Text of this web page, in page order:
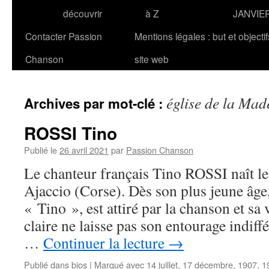
découvrir
à Z
Contacter Passion
Chanson
Mentions légales : but et
site web
Archives par mot-clé : église de la
ROSSI Tino
Publié le26 avril 2021 par Passion Chanson
Le chanteur français Tino ROSSI naît
Ajaccio (Corse). Dès son plus jeune
« Tino », est attiré par la chanson et
claire ne laisse pas son entourage
… Continuer la lecture →
Publié dansbios | Marqué avec 14 juillet, 17 décembre, 1907,